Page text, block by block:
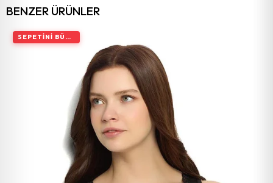
BENZER ÜRÜNLER
SEPETINI BÜYÜT, İNDIRIMI ARTIR